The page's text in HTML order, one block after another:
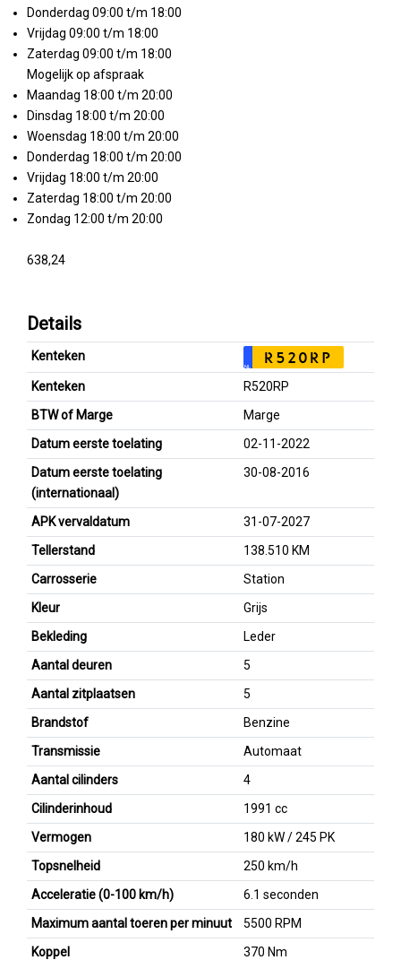
Donderdag 09:00 t/m 18:00
Vrijdag 09:00 t/m 18:00
Zaterdag 09:00 t/m 18:00
Mogelijk op afspraak
Maandag 18:00 t/m 20:00
Dinsdag 18:00 t/m 20:00
Woensdag 18:00 t/m 20:00
Donderdag 18:00 t/m 20:00
Vrijdag 18:00 t/m 20:00
Zaterdag 18:00 t/m 20:00
Zondag 12:00 t/m 20:00
638,24
Details
Kenteken
NL R520RP
Kenteken
R520RP
BTW of Marge
Marge
Datum eerste toelating
02-11-2022
Datum eerste toelating
(internationaal)
30-08-2016
APK vervaldatum
31-07-2027
Tellerstand
138.510 KM
Carrosserie
Station
Kleur
Grijs
Bekleding
Leder
Aantal deuren
5
Aantal zitplaatsen
5
Brandstof
Benzine
Transmissie
Automaat
Aantal cilinders
4
Cilinderinhoud
1991 cc
Vermogen
180 kW / 245 PK
Topsnelheid
250 km/h
Acceleratie (0-100 km/h)
6.1 seconden
Maximum aantal toeren per minuut
5500 RPM
Koppel
370 Nm